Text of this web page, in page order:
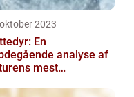
2023
En
analyse af
mest